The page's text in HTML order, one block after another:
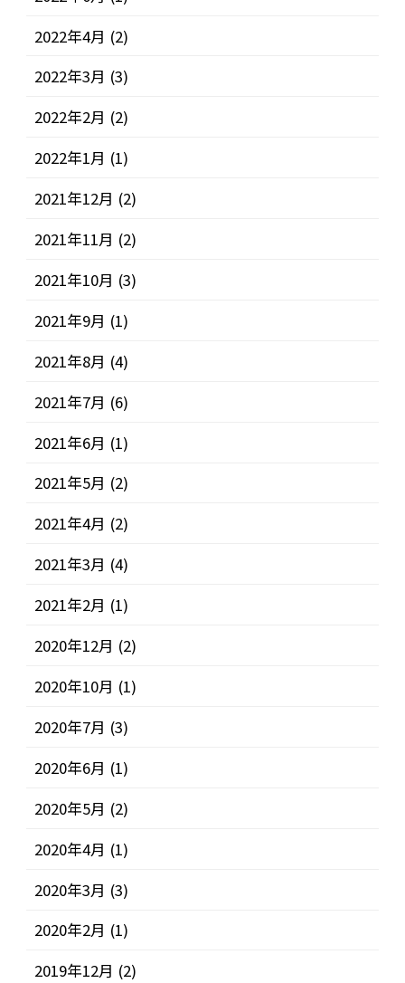
2022年4月 (2)
2022年3月 (3)
2022年2月 (2)
2022年1月 (1)
2021年12月 (2)
2021年11月 (2)
2021年10月 (3)
2021年9月 (1)
2021年8月 (4)
2021年7月 (6)
2021年6月 (1)
2021年5月 (2)
2021年4月 (2)
2021年3月 (4)
2021年2月 (1)
2020年12月 (2)
2020年10月 (1)
2020年7月 (3)
2020年6月 (1)
2020年5月 (2)
2020年4月 (1)
2020年3月 (3)
2020年2月 (1)
2019年12月 (2)